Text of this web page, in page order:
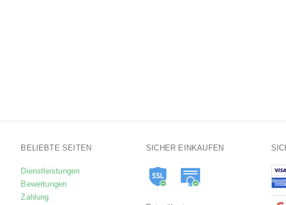
BELIEBTE SEITEN
Dienstleistungen
Bewertungen
Zahlung
SICHER EINKAUFEN